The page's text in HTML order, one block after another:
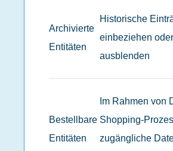
Archivierte
Entitäten
Historische
einbeziehen
ausblenden
Bestellbare
Entitäten
Im Rahmen von
Shopping-
zugängliche